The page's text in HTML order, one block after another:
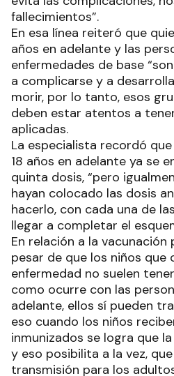
fallecimientos”.
En esa línea reiteró que
años en adelante y las
enfermedades de base
a complicarse y a
morir, por lo tanto, esos
deben estar atentos a
aplicadas.
La especialista recordó
18 años en adelante ya se
quinta dosis, “pero
hayan colocado las dosis
hacerlo, con cada una de
llegar a completar el
En relación a la
pesar de que los niños que
enfermedad no suelen
como ocurre con las
adelante, ellos sí pueden
eso cuando los niños
inmunizados se logra que
y eso posibilita a la vez,
transmisión para los